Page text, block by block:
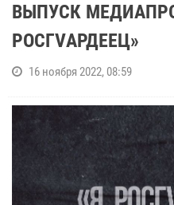
ВЫПУСК
РОСГVАРДЕЕЦ»
16 ноября 2022, 08:59